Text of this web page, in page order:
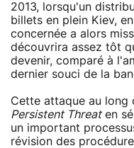
2013, lorsqu'un
billets en plein Kiev,
concernée a alors
découvrira assez tôt
devenir, comparé à
dernier souci de la
Cette attaque au long
Persistent Threaten
un important
révision des